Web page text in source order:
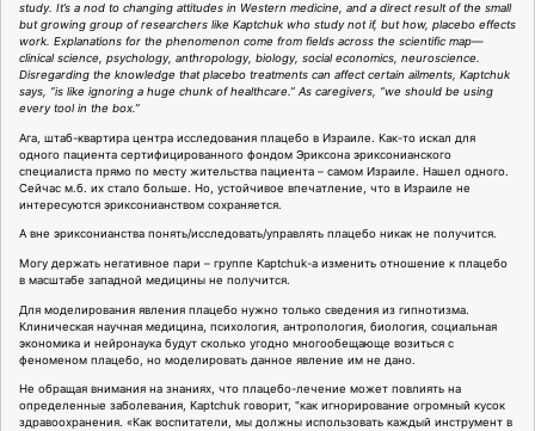
study. It’s a nod to changing attitudes in Western medicine, and a direct result of the small
but growing group of researchers like Kaptchuk who study not if, but how, placebo effects
work. Explanations for the phenomenon come from fields across the scientific map—
clinical science, psychology, anthropology, biology, social economics, neuroscience.
Disregarding the knowledge that placebo treatments can affect certain ailments, Kaptchuk
says, “is like ignoring a huge chunk of healthcare.” As caregivers, “we should be using
every tool in the box.”
Ага, штаб-квартира центра исследования плацебо в Израиле. Как-то искал для
одного пациента сертифицированного фондом Эриксона эриксонианского
специалиста прямо по месту жительства пациента – самом Израиле. Нашел одного.
Сейчас м.б. их стало больше. Но, устойчивое впечатление, что в Израиле не
интересуются эриксонианством сохраняется.
А вне эриксонианства понять/исследовать/управлять плацебо никак не получится.
Могу держать негативное пари – группе Kaptchuk-а изменить отношение к плацебо
в масштабе западной медицины не получится.
Для моделирования явления плацебо нужно только сведения из гипнотизма.
Клиническая научная медицина, психология, антропология, биология, социальная
экономика и нейронаука будут сколько угодно многообещающе возиться с
феноменом плацебо, но моделировать данное явление им не дано.
Не обращая внимания на знаниях, что плацебо-лечение может повлиять на
определенные заболевания, Kaptchuk говорит, "как игнорирование огромный кусок
здравоохранения. «Как воспитатели, мы должны использовать каждый инструмент в